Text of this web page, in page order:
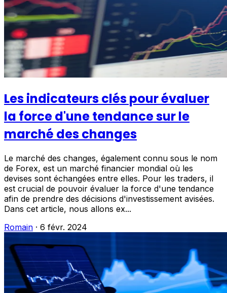
Les indicateurs clés pour évaluer
la force d'une tendance sur le
marché des changes
Le marché des changes, également connu sous le nom
de Forex, est un marché financier mondial où les
devises sont échangées entre elles. Pour les traders, il
est crucial de pouvoir évaluer la force d'une tendance
afin de prendre des décisions d'investissement avisées.
Dans cet article, nous allons ex...
Romain · 6 févr. 2024